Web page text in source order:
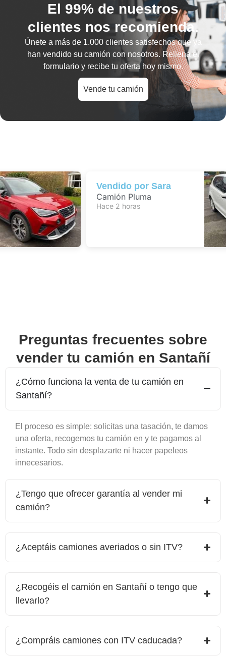
El 99% de nuestros
clientes nos recomienda.
Únete a más de 1.000 clientes satisfechosque ya
han vendido su camión con nosotros. Rellena el
formulario y recibe tu oferta hoy mismo.
Vende tu camión
Vendido porSara
Camión Pluma
Hace 2 horas
Preguntas frecuentes sobre
vender tu camión en Santañí
¿Cómo funciona la venta de tu camión en
Santañí?
El proceso es simple: solicitas una tasación, te damos
una oferta, recogemos tu camión en y te pagamos al
instante. Todo sin desplazarte ni hacer papeleos
innecesarios.
¿Tengo que ofrecer garantía al vender mi
camión?
¿Aceptáis camiones averiados o sin ITV?
¿Recogéis el camión en Santañí o tengo que
llevarlo?
¿Compráis camiones con ITV caducada?